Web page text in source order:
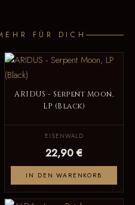
FÜR DICH
ARIDUS - Serpent Moon,
LP (Black)
EISENWALD
22,90 €
IN DEN WARENKORB